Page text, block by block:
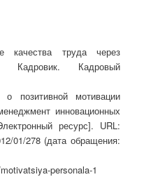
качества труда через
Кадровый
позитивной мотивации
инновационных
ресурс]. URL:
01/278 (дата обращения:
personala-1